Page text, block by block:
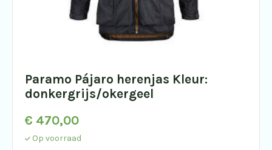
Paramo Pájaro herenjas Kleur:
donkergrijs/okergeel
€ 470,00
Op voorraad